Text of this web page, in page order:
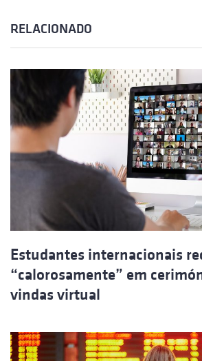
RELACIONADO
Estudantes internacionais
“calorosamente” em
vindas virtual